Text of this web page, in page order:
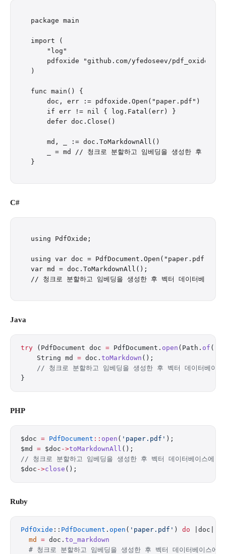
package main
import (
    "log"
    pdfoxide "github.com/yfedoseev/pdf_oxide/go"
)
func main() {
    doc, err := pdfoxide.Open("paper.pdf")
    if err != nil { log.Fatal(err) }
    defer doc.Close()
    md, _ := doc.ToMarkdownAll()
_ = md // 청크로 분할하고 임베딩을 생성한 후 벡터
C#
using PdfOxide;
using var doc = PdfDocument.Open("paper.pdf");
var md = doc.ToMarkdownAll();
Java
try (PdfDocument doc = PdfDocument. open (Path. of (
    String md
= doc. toMarkdown ();
// 청크로 분할하고 임베딩을 생성한 후 벡터 데이터베이스
}
PHP
$doc = PdfDocument :: open ( 'paper.pdf' );
$md = $doc ->toMarkdownAll ();
// 청크로 분할하고 임베딩을 생성한 후 벡터 데이터베이스에 저
$doc ->close ();
Ruby
PdfOxide :: PdfDocument . open ( 'paper.pdf' ) do |doc|
  md
= doc. to_markdown
# 청크로 분할하고 임베딩을 생성한 후 벡터 데이터베이스에